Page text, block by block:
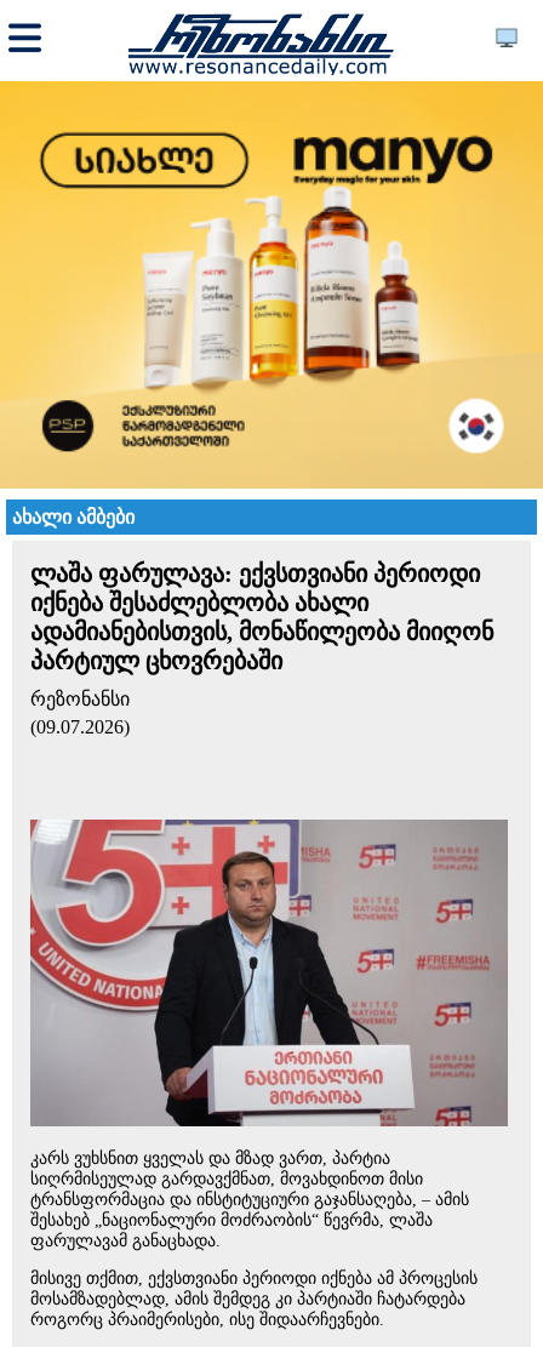
ახალი ამბები
ლაშა ფარულავა: ექვსთვიანი პერიოდი
იქნება შესაძლებლობა ახალი
ადამიანებისთვის, მონაწილეობა მიიღონ
პარტიულ ცხოვრებაში
რეზონანსი
(09.07.2026)
კარს ვუხსნით ყველას და მზად ვართ, პარტია
სიღრმისეულად გარდავქმნათ, მოვახდინოთ მისი
ტრანსფორმაცია და ინსტიტუციური გაჯანსაღება, – ამის
შესახებ „ნაციონალური მოძრაობის“ წევრმა, ლაშა
ფარულავამ განაცხადა.
მისივე თქმით, ექვსთვიანი პერიოდი იქნება ამ პროცესის
მოსამზადებლად, ამის შემდეგ კი პარტიაში ჩატარდება
როგორც პრაიმერისები, ისე შიდაარჩევნები.